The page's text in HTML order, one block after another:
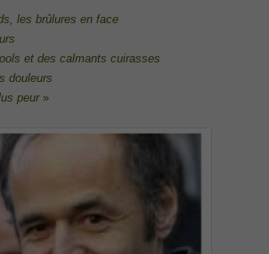
les brûlures en face
et des calmants cuirasses
douleurs
peur»